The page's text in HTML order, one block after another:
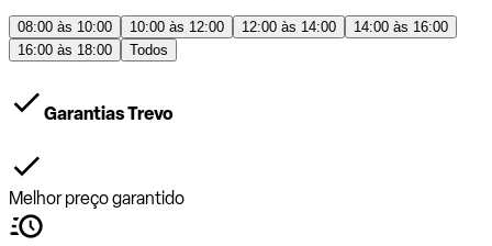
08:00 às 10:00 10:00 às 12:00 12:00 às 14:00
14:00 às 16:00
16:00 às 18:00
Todos
Garantias Trevo
Melhor preço garantido